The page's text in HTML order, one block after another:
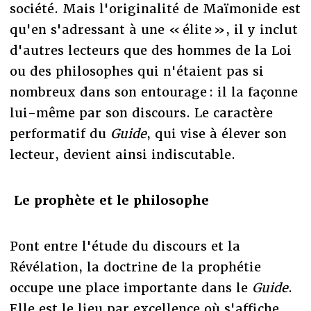
société. Mais l'originalité de Maïmonide est
qu'en s'adressant à une « élite », il y inclut
d'autres lecteurs que des hommes de la Loi
ou des philosophes qui n'étaient pas si
nombreux dans son entourage : il la façonne
lui-même par son discours. Le caractère
performatif du Guide, qui vise à élever son
lecteur, devient ainsi indiscutable.
Le prophète et le philosophe
Pont entre l'étude du discours et la
Révélation, la doctrine de la prophétie
occupe une place importante dans le Guide.